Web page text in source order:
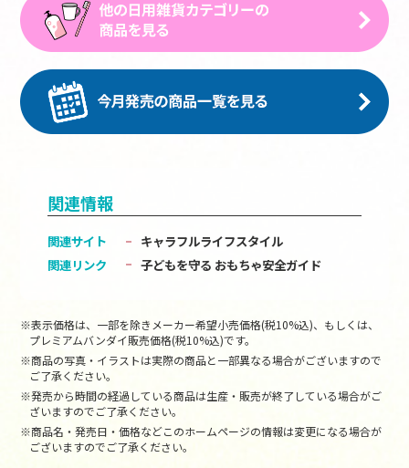
関連情報
関連サイト
キャラフルライフスタイル
関連リンク
子どもを守る おもちゃ安全ガイド
※表示価格は、一部を除きメーカー希望小売価格(税10%込)、もしくは、
プレミアムバンダイ販売価格(税10%込)です。
※商品の写真・イラストは実際の商品と一部異なる場合がございますので
ご了承ください。
※発売から時間の経過している商品は生産・販売が終了している場合がご
ざいますのでご了承ください。
※商品名・発売日・価格などこのホームページの情報は変更になる場合が
ございますのでご了承ください。